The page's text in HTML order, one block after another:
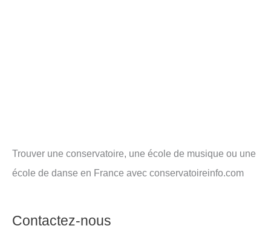
Trouver une conservatoire, une école de musique ou une
école de danse en France avec conservatoireinfo.com
Contactez-nous